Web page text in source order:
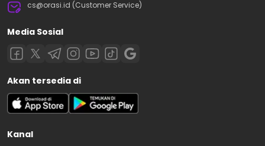
cs@orasi.id (Customer Service)
Media Sosial
Akan tersedia di
Kanal